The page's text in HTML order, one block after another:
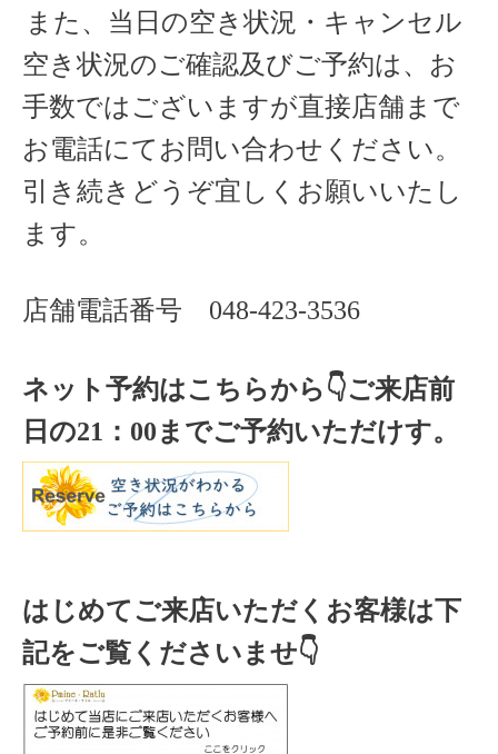
また、当日の空き状況・キャンセル
空き状況のご確認及びご予約は、お
手数ではございますが直接店舗まで
お電話にてお問い合わせください。
引き続きどうぞ宜しくお願いいたし
ます。
店舗電話番号 048-423-3536
ネット予約はこちらから👇ご来店前
日の21 ： 00までご予約いただけす。
はじめてご来店いただくお客様は下
記をご覧くださいませ👇